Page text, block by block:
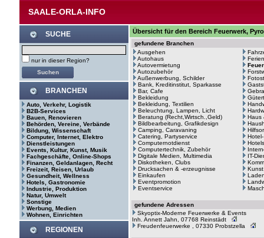
SAALE-ORLA-INFO
SUCHE
nur in dieser Region?
BRANCHEN
Auto, Verkehr, Logistik
B2B-Services
Bauen, Renovieren
Behörden, Vereine, Verbände
Bildung, Wissenschaft
Computer, Internet, Elektro
Dienstleistungen
Events, Kultur, Kunst, Musik
Fachgeschäfte, Online-Shops
Finanzen, Geldanlagen, Recht
Freizeit, Reisen, Urlaub
Gesundheit, Wellness
Hotels, Gastronomie
Industrie, Produktion
Natur, Umwelt
Sonstige
Werbung, Medien
Wohnen, Einrichten
REGIONEN
Übersicht für den Bereich Feuerwerk,
gefundene Branchen
Ausgehen
Autohaus
Autovermietung
Autozubehör
Außenwerbung, Schilder
Bank, Kreditinstitut, Sparkasse
Bar, Cafe
Bekleidung
Bekleidung, Textilien
Beleuchtung, Lampen, Licht
Beratung (Recht,Wirtsch.,Geld)
Bildbearbeitung, Grafikdesign
Camping, Caravaning
Catering, Partyservice
Computernotdienst
Computertechnik, Zubehör
Digitale Medien, Multimedia
Diskotheken, Clubs
Drucksachen & -erzeugnisse
Einkaufen
Eventpromotion
Eventservice
Haus
IT-
Kunst
gefundene Adressen
Skyoptix-Moderne Feuerwerke & Events
Inh. Annett Jahn, 07768 Reinstädt
Freudenfeuerwerke , 07330 Probstzella